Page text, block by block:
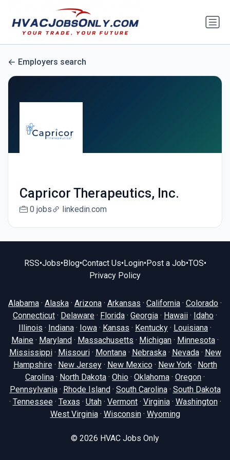
Employers search
Capricor Therapeutics, Inc.
0 jobs linkedin.com
RSS•Jobs•Blog•Contact Us•Login•Post a Job•TOS•
Privacy Policy
Alabama · Alaska · Arizona · Arkansas · California · Colorado ·
Connecticut · Delaware · Florida · Georgia · Hawaii · Idaho ·
Illinois · Indiana · Iowa · Kansas · Kentucky · Louisiana ·
Maine · Maryland · Massachusetts · Michigan · Minnesota ·
Mississippi· Missouri· Montana· Nebraska· Nevada· New
Hampshire· New Jersey· New Mexico· New York· North
Carolina · North Dakota · Ohio · Oklahoma · Oregon ·
Pennsylvania· Rhode Island · South Carolina· South Dakota
· Tennessee· Texas · Utah· Vermont· Virginia· Washington·
West Virginia· Wisconsin· Wyoming
© 2026 HVAC Jobs Only